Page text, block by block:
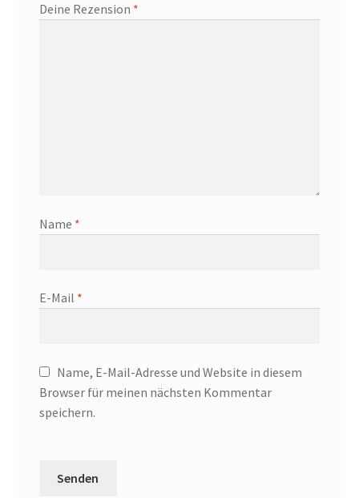
Deine Rezension *
Name *
E-Mail *
Name, E-Mail-Adresse und Website in diesem
Browser für meinen nächsten Kommentar
speichern.